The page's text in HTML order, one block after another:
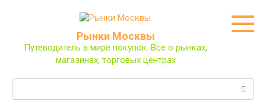
Рынки Москвы
Путеводитель в мире покупок. Все о рынках,
магазинах, торговых центрах